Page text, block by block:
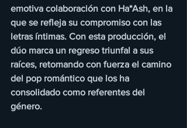
emotiva colaboración con Ha*Ash, en la
que se refleja su compromiso con las
letras íntimas. Con esta producción, el
dúo marca un regreso triunfal a sus
raíces, retomando con fuerza el camino
del pop romántico que los ha
consolidado como referentes del
género.